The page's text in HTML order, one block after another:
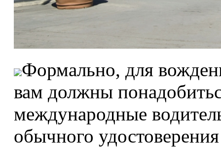
Формально, для
вам должны
международные
обычного